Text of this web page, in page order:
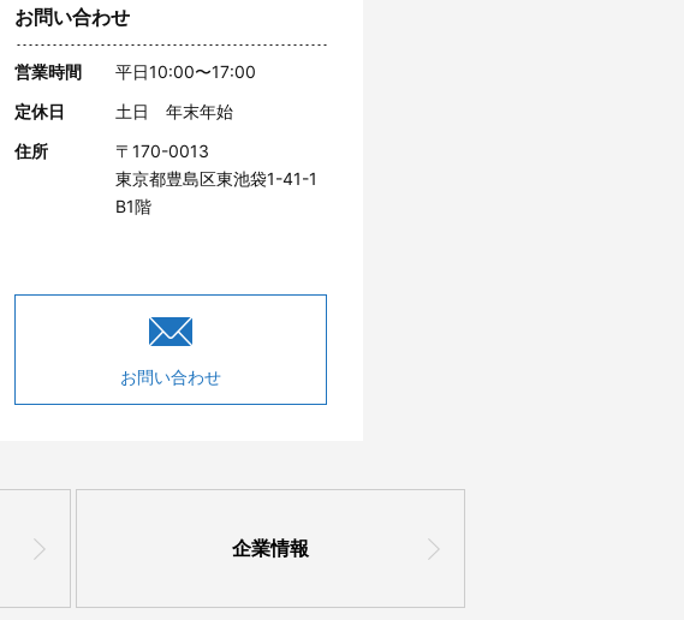
お問い合わせ
営業時間
平日10:00〜17:00
定休日
土日 年末年始
住所
〒170-0013
東京都豊島区東池袋1-41-1
B1階
お問い合わせ
企業情報